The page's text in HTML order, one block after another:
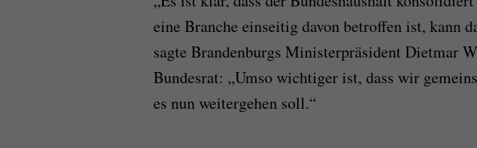
eine Branche einseitig davon betroffen ist, kann
sagte Brandenburgs Ministerpräsident Dietmar
Bundesrat: „Umso wichtiger ist, dass wir
es nun weitergehen soll.“